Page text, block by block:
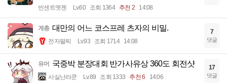
빈센트멧젠 Lv.60 조회 1364 추천 2 14:08
계층 대만의 어느 코스프레 츠자의 비밀.
전자팔찌 Lv.93 조회 1714 14:08
7
댓글
유머 국중박 분장대회 반가사유상 360도 회전샷
사실난라쿤 Lv.89 조회 1333 추천 6 14:06
17
댓글